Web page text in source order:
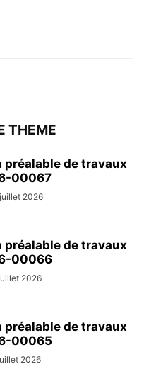
THEME
préalable de travaux
00067
2026
préalable de travaux
00066
2026
préalable de travaux
00065
2026